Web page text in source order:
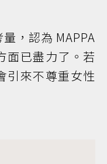
，認為 MAPPA
面已盡力了。若
引來不尊重女性